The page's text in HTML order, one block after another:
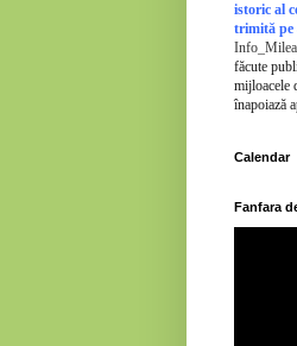
istoric al
trimită pe
făcute
mijloacele
înapoiază
Calendar
Fanfara